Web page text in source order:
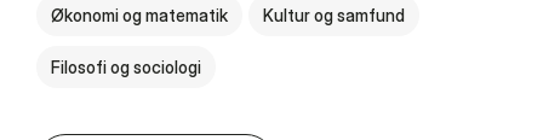
Økonomi og matematik Kultur og samfund
Filosofi og sociologi